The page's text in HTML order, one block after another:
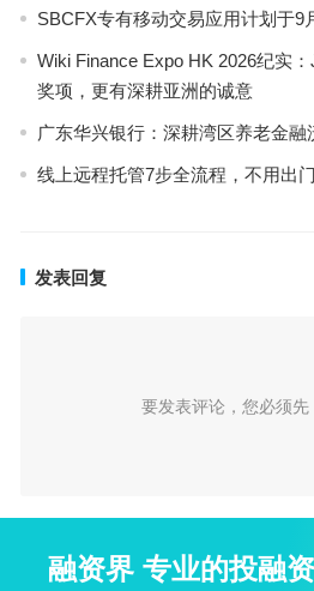
SBCFX专有移动交易应用计划于9
Wiki Finance Expo HK 2026纪实
奖项，更有深耕亚洲的诚意
广东华兴银行：深耕湾区养老金
线上远程托管7步全流程，不用出
发表回复
要发表评论，您必须先
融资界 专业的投融